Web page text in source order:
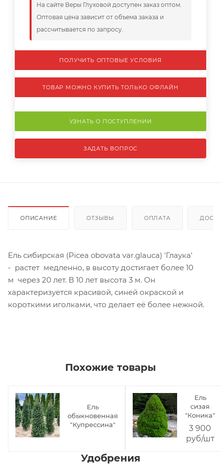
На сайте Веры Глуховой доступен заказ оптом.
Оптовая цена зависит от объема заказа и
рассчитывается по запросу.
ПОЛУЧИТЬ ОПТОВЫЕ УСЛОВИЯ
ТОВАР МОЖНО КУПИТЬ ТОЛЬКО ОФЛАЙН
УЗНАТЬ О ПОСТУПЛЕНИИ
ЗАДАТЬ ВОПРОС
ОПИСАНИЕ ОТЗЫВЫ ОПЛАТА
Ель сибирская (Picea obovata var.glauca) 'Глаука'
- растет медленно, в высоту достигает более 10
м через 20 лет. В 10 лет высота 3 м. Он
характеризуется красивой, синей окраской и
короткими иголками, что делает её более нежной.
Похожие товары
Ель
обыкновенная
"Купрессина"
Ель
сизая
"Коника"
3 900
руб/шт
Удобрения